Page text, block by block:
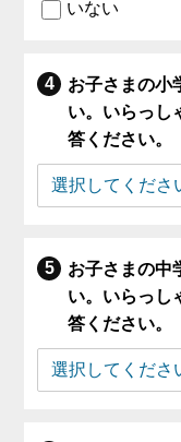
いない
お子さまの小
い。いらっし
答ください。
お子さまの中
い。いらっし
答ください。